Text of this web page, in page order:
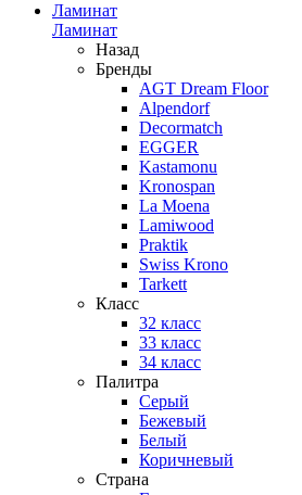
Ламинат
Ламинат
Назад
Бренды
AGT Dream Floor
Alpendorf
Decormatch
EGGER
Kastamonu
Kronospan
La Moena
Lamiwood
Praktik
Swiss Krono
Tarkett
Класс
32 класс
33 класс
34 класс
Палитра
Серый
Бежевый
Белый
Коричневый
Страна